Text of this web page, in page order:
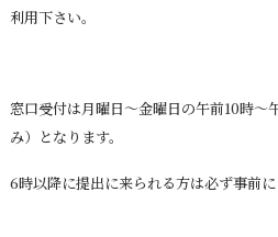
利用下さい。
窓口受付は月曜日～金曜日の午前10時～
み）となります。
6時以降に提出に来られる方は必ず事前に